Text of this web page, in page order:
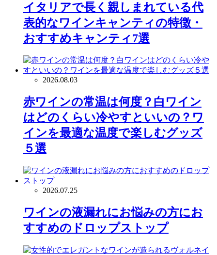
イタリアで長く親しまれている代
表的なワインキャンティの特徴・
おすすめキャンティ7選
2026.08.03
赤ワインの常温は何度？白ワイン
はどのくらい冷やすといいの？ワ
インを最適な温度で楽しむグッズ
５選
2026.07.25
ワインの液漏れにお悩みの方にお
すすめのドロップストップ